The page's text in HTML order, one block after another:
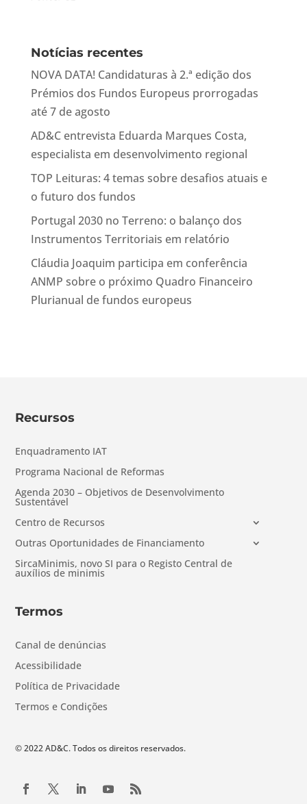
Notícias recentes
NOVA DATA! Candidaturas à 2.ª edição dos
Prémios dos Fundos Europeus prorrogadas
até 7 de agosto
AD&C entrevista Eduarda Marques Costa,
especialista em desenvolvimento regional
TOP Leituras: 4 temas sobre desafios atuais e
o futuro dos fundos
Portugal 2030 no Terreno: o balanço dos
Instrumentos Territoriais em relatório
Cláudia Joaquim participa em conferência
ANMP sobre o próximo Quadro Financeiro
Plurianual de fundos europeus
Recursos
Enquadramento IAT
Programa Nacional de Reformas
Agenda 2030 – Objetivos de Desenvolvimento
Sustentável
Centro de Recursos
Outras Oportunidades de Financiamento
SircaMinimis, novo SI para o Registo Central de
auxílios de minimis
Termos
Canal de denúncias
Acessibilidade
Política de Privacidade
Termos e Condições
© 2022 AD&C. Todos os direitos reservados.